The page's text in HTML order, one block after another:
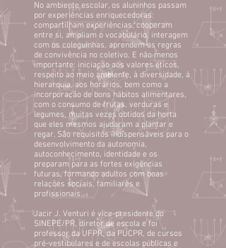
No ambiente escolar, os aluninhos passam
por experiências enriquecedoras:
compartilham experiências, cooperam
entre si, ampliam o vocabulário, interagem
com os coleguinhas, aprendem as regras
de convivência no coletivo. E não menos
importante: iniciação aos valores éticos,
respeito ao meio ambiente, à diversidade, à
hierarquia, aos horários, bem como a
incorporação de bons hábitos alimentares,
com o consumo de frutas, verduras e
legumes, muitas vezes obtidos da horta
que eles mesmos ajudaram a plantar e
regar. São requisitos indispensáveis para o
desenvolvimento da autonomia,
autoconhecimento, identidade e os
preparam para as fortes exigências
futuras, formando adultos com boas
relações sociais, familiares e
profissionais.
Jacir J. Venturi é vice-presidente do
SINEPE/PR, diretor de escola e foi
professor da UFPR, da PUCPR, de cursos
pré-vestibulares e de escolas públicas e